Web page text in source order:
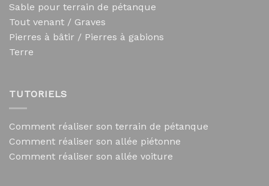
Sable pour terrain de pétanque
Tout venant / Graves
Pierres à bâtir / Pierres à gabions
Terre
TUTORIELS
Comment réaliser son terrain de pétanque
Comment réaliser son allée piétonne
Comment réaliser son allée voiture